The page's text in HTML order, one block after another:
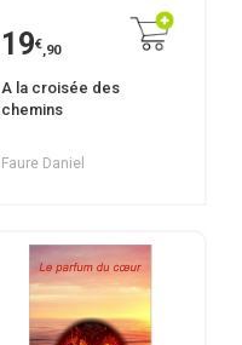
19€,90
A la croisée des
chemins
Faure Daniel